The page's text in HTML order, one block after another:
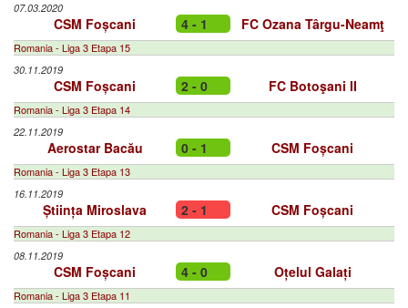
07.03.2020
CSM Foșcani 4 - 1 FC Ozana Târgu-Neamţ
Romania - Liga 3 Etapa 15
30.11.2019
CSM Foșcani 2 - 0 FC Botoşani II
Romania - Liga 3 Etapa 14
22.11.2019
Aerostar Bacău 0 - 1 CSM Foșcani
Romania - Liga 3 Etapa 13
16.11.2019
Știința Miroslava 2 - 1 CSM Foșcani
Romania - Liga 3 Etapa 12
08.11.2019
CSM Foșcani 4 - 0 Oțelul Galați
Romania - Liga 3 Etapa 11